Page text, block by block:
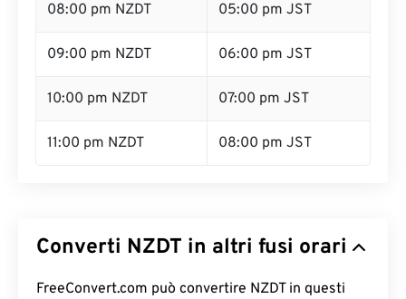
08:00 pm NZDT 05:00 pm JST
09:00 pm NZDT 06:00 pm JST
10:00 pm NZDT 07:00 pm JST
11:00 pm NZDT 08:00 pm JST
Converti NZDT in altri fusi orari
FreeConvert.com può convertire NZDT in questi